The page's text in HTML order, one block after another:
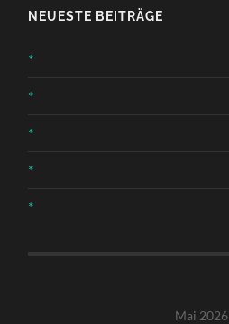
NEUESTE BEITRÄGE
*
*
*
*
*
Mai 2026